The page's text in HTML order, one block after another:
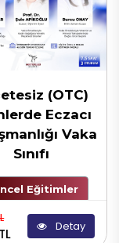
(OTC)
Eczacı
Vaka
Sınıfı
Eğitimler
Detay